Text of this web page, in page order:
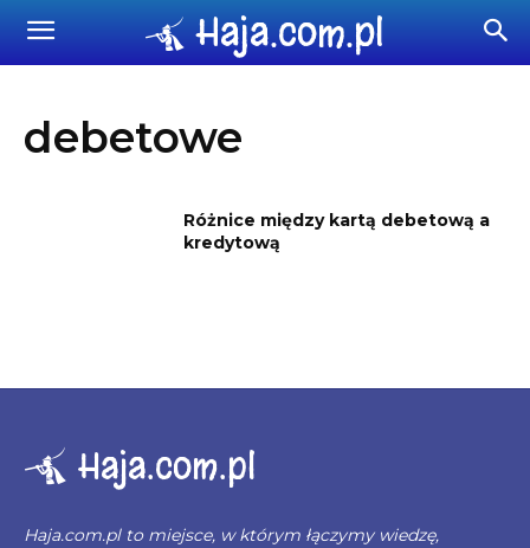
Haja.com.pl
debetowe
Różnice między kartą debetową a
kredytową
Haja.com.pl
Haja.com.pl to miejsce, w którym łączymy wiedzę,